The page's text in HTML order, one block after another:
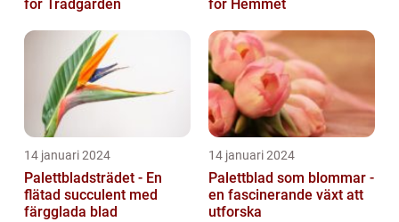
för Trädgården
för Hemmet
14 januari 2024
Palettbladsträdet - En
flätad succulent med
färgglada blad
14 januari 2024
Palettblad som blommar -
en fascinerande växt att
utforska